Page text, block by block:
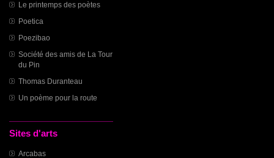
Le printemps des poètes
Poetica
Poezibao
Société des amis de La Tour
du Pin
Thomas Duranteau
Un poème pour la route
Sites d'arts
Arcabas